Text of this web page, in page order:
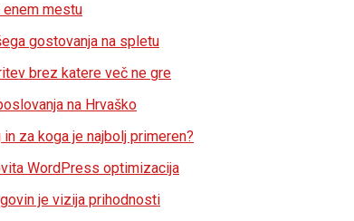
enem mestu
gostovanja na spletu
brez katere več ne gre
na Hrvaško
za koga je najbolj primeren?
WordPress optimizacija
je vizija prihodnosti